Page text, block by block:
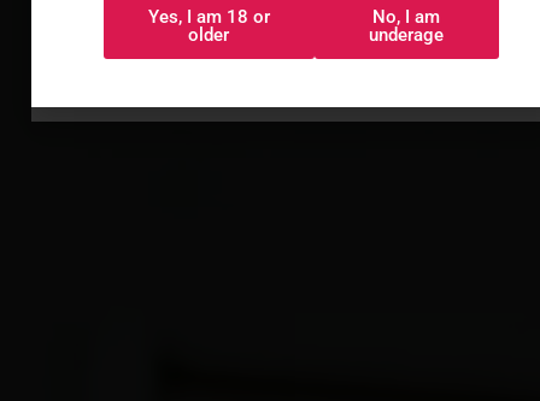
Sí, tengo 18 o
No, soy menor
Yes, I am 18 or
older
No, I am
underage